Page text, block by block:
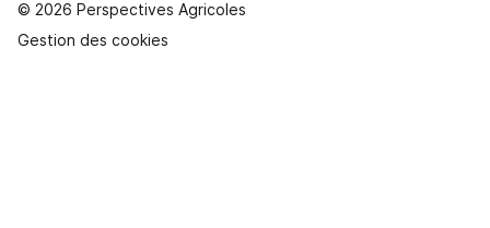
© 2026 Perspectives Agricoles
Gestion des cookies